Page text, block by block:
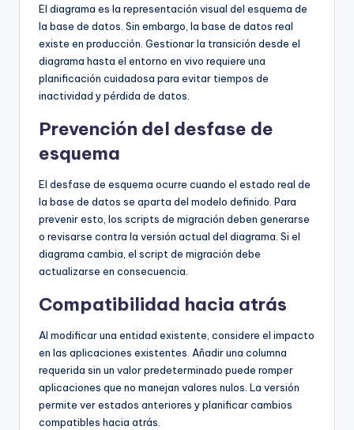
El diagrama es la representación visual del esquema de
la base de datos. Sin embargo, la base de datos real
existe en producción. Gestionar la transición desde el
diagrama hasta el entorno en vivo requiere una
planificación cuidadosa para evitar tiempos de
inactividad y pérdida de datos.
Prevención del desfase de
esquema
El desfase de esquema ocurre cuando el estado real de
la base de datos se aparta del modelo definido. Para
prevenir esto, los scripts de migración deben generarse
o revisarse contra la versión actual del diagrama. Si el
diagrama cambia, el script de migración debe
actualizarse en consecuencia.
Compatibilidad hacia atrás
Al modificar una entidad existente, considere el impacto
en las aplicaciones existentes. Añadir una columna
requerida sin un valor predeterminado puede romper
aplicaciones que no manejan valores nulos. La versión
permite ver estados anteriores y planificar cambios
compatibles hacia atrás.